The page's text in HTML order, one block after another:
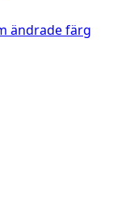
ändrade färg